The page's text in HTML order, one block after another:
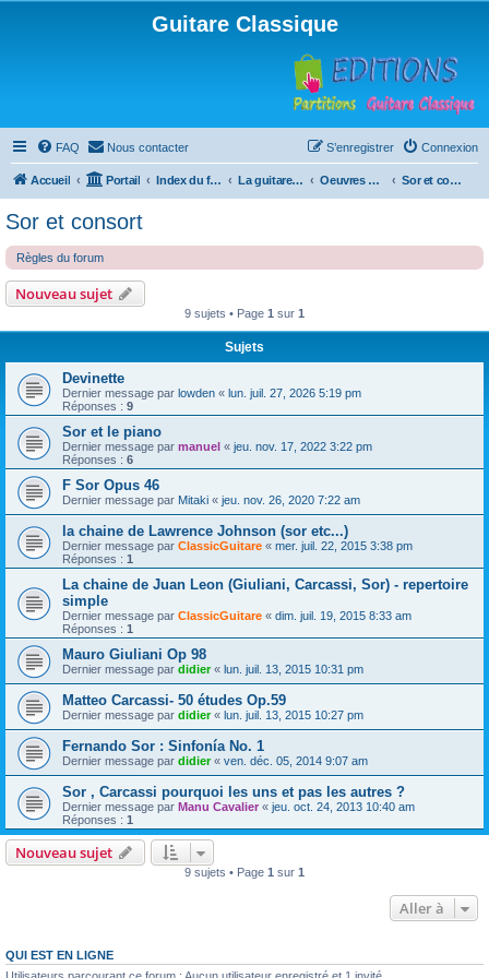
Guitare Classique
FAQ Nous contacter Connexion
S’enregistrer
Accueil Portail Index du forum La guitare : instrument, cours et théorie Oeuvres à la loupe Sor et consort
Sor et consort
Règles du forum
Nouveau sujet
9 sujets • Page 1 sur 1
Sujets
Devinette
Dernier message par lowden « lun. juil. 27, 2026 5:19 pm
Réponses : 9
Sor et le piano
Dernier message par manuel « jeu. nov. 17, 2022 3:22 pm
Réponses : 6
F Sor Opus 46
Dernier message par Mitaki « jeu. nov. 26, 2020 7:22 am
la chaine de Lawrence Johnson (sor etc...)
Dernier message par ClassicGuitare « mer. juil. 22, 2015 3:38 pm
Réponses : 1
La chaine de Juan Leon (Giuliani, Carcassi, Sor) - repertoire
simple
Dernier message par ClassicGuitare « dim. juil. 19, 2015 8:33 am
Réponses : 1
Mauro Giuliani Op 98
Dernier message par didier« lun. juil. 13, 2015 10:31 pm
Matteo Carcassi- 50 études Op.59
Dernier message par didier« lun. juil. 13, 2015 10:27 pm
Fernando Sor : Sinfonía No. 1
Dernier message par didier« ven. déc. 05, 2014 9:07 am
Sor , Carcassi pourquoi les uns et pas les autres ?
Dernier message par Manu Cavalier « jeu. oct. 24, 2013 10:40 am
Réponses : 1
Nouveau sujet
9 sujets • Page 1 sur 1
Aller à
QUI EST EN LIGNE